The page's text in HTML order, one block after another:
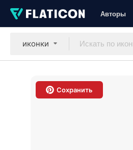
Авторы
иконки
Сохранить